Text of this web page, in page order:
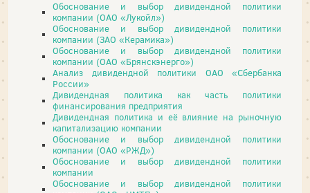
Обоснование и выбор дивидендной политики
компании (ОАО «Лукойл»)
Обоснование и выбор дивидендной политики
компании (ЗАО «Керамика»)
Обоснование и выбор дивидендной политики
компании (ОАО «Брянскэнерго»)
Анализ дивидендной политики ОАО «Сбербанка
России»
Дивидендная политика как часть политики
финансирования предприятия
Дивидендная политика и её влияние на рыночную
капитализацию компании
Обоснование и выбор дивидендной политики
компании (ОАО «РЖД»)
Обоснование и выбор дивидендной политики
компании
Обоснование и выбор дивидендной политики